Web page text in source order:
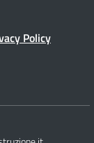
Policy